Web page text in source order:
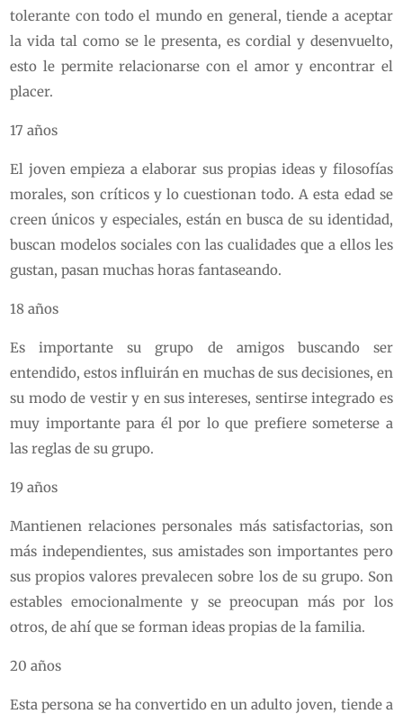
tolerante con todo el mundo en general, tiende a aceptar
la vida tal como se le presenta, es cordial y desenvuelto,
esto le permite relacionarse con el amor y encontrar el
placer.
17 años
El joven empieza a elaborar sus propias ideas y filosofías
morales, son críticos y lo cuestionan todo. A esta edad se
creen únicos y especiales, están en busca de su identidad,
buscan modelos sociales con las cualidades que a ellos les
gustan, pasan muchas horas fantaseando.
18 años
Es importante su grupo de amigos buscando ser
entendido, estos influirán en muchas de sus decisiones, en
su modo de vestir y en sus intereses, sentirse integrado es
muy importante para él por lo que prefiere someterse a
las reglas de su grupo.
19 años
Mantienen relaciones personales más satisfactorias, son
más independientes, sus amistades son importantes pero
sus propios valores prevalecen sobre los de su grupo. Son
estables emocionalmente y se preocupan más por los
otros, de ahí que se forman ideas propias de la familia.
20 años
Esta persona se ha convertido en un adulto joven, tiende a